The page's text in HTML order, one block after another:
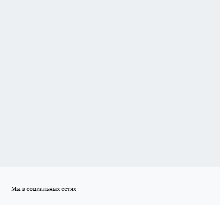
Мы в социальных сетях